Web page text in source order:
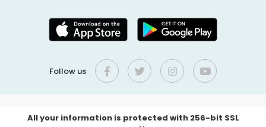
Follow us
All your information is protected with 256-bit SSL